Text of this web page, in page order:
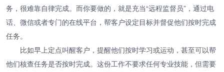
务，很难靠自律完成。而你要做的，就是充当“远程监督员”，通过电
话、微信或者专门的在线平台，帮客户设定目标并督促他们按时完成
任务。
比如早上定点叫醒客户，提醒他们按时学习或运动，甚至可以帮
他们核查任务是否按时完成。这份工作不要求任何专业技能，但需要